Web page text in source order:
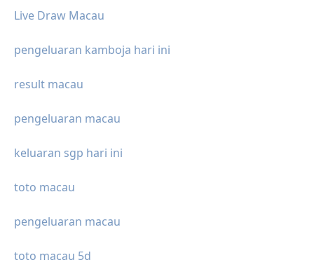
Live Draw Macau
pengeluaran kamboja hari ini
result macau
pengeluaran macau
keluaran sgp hari ini
toto macau
pengeluaran macau
toto macau 5d